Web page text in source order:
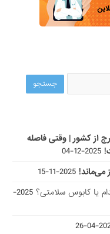
از کشور | وقتی فاصله
2025-12-04
می‌ماند! 2025-11-15
یا کابوس سلامتی؟
2025-
2025-